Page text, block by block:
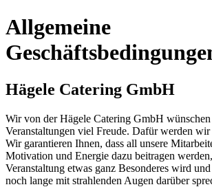
Allgemeine
Hägele Catering GmbH
Wir von der Hägele Catering GmbH
Veranstaltungen viel Freude. Dafür werden wir
Wir garantieren Ihnen, dass all unsere
Motivation und Energie dazu beitragen
Veranstaltung etwas ganz Besonderes wird
noch lange mit strahlenden Augen darüber